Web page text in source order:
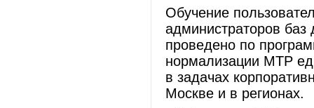
Обучение
администраторов
проведено по
нормализации МТР
в задачах
Москве и в регионах.